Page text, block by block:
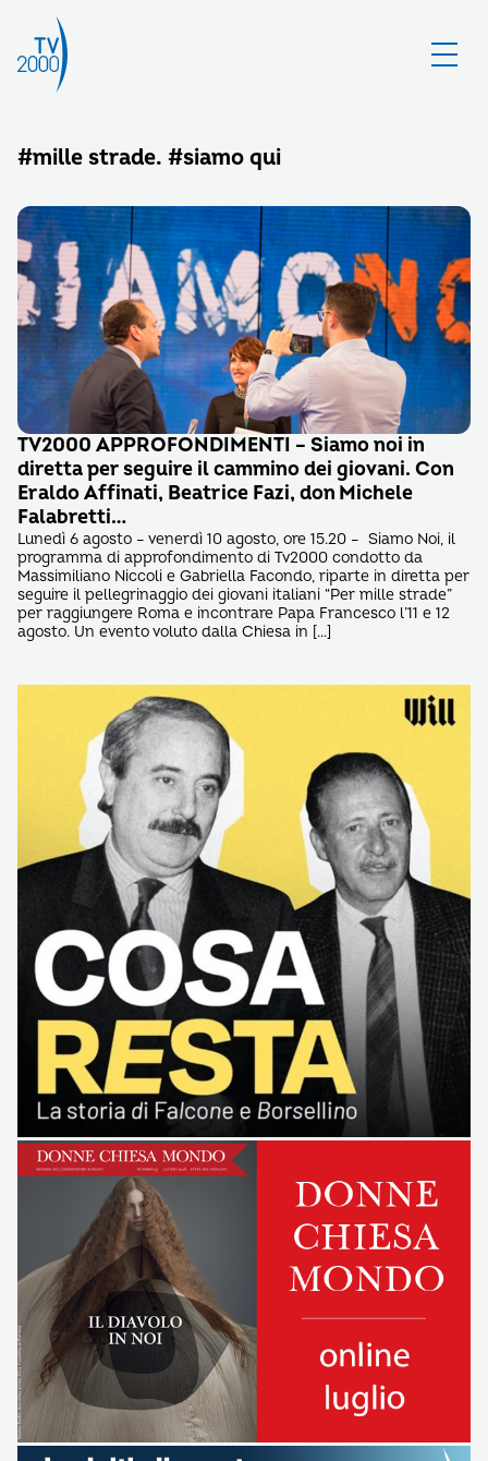
#mille strade. #siamo qui
TV2000 APPROFONDIMENTI – Siamo noi in
diretta per seguire il cammino dei giovani. Con
Eraldo Affinati, Beatrice Fazi, don Michele
Falabretti…
Lunedì 6 agosto – venerdì 10 agosto, ore 15.20 – Siamo Noi, il
programma di approfondimento di Tv2000 condotto da
Massimiliano Niccoli e Gabriella Facondo, riparte in diretta per
seguire il pellegrinaggio dei giovani italiani “Per mille strade”
per raggiungere Roma e incontrare Papa Francesco l’11 e 12
agosto. Un evento voluto dalla Chiesa in […]